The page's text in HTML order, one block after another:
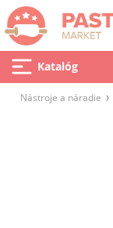
Katalóg
Nástroje a náradie